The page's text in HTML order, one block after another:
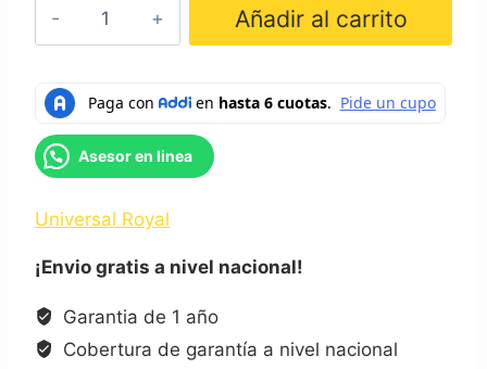
cantidad
Añadir al carrito
Asesor en linea
Universal Royal
¡Envio gratis a nivel nacional!
Garantia de 1 año
Cobertura de garantía a nivel nacional